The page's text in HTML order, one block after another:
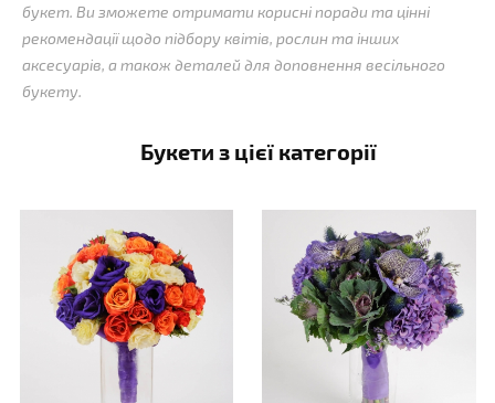
букет. Ви зможете отримати корисні поради та цінні
рекомендації щодо підбору квітів, рослин та інших
аксесуарів, а також деталей для доповнення весільного
букету.
Букети з цієї категорії